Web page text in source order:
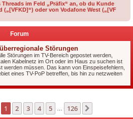
im Feld „Präfix“ an, ob du Kunde
(„[VFKD]“) oder von Vodafone West („[VF
Forum
Störungen
Störungen im TV-Bereich gepostet werden,
Kabelnetz im Ort oder im Haus zu suchen ist
werden müssen. Das kann von Einspeisefehlern,
eines TV-PoP betreffen, bis hin zu netzweiten
1von 126
1 2 3 4 5 126